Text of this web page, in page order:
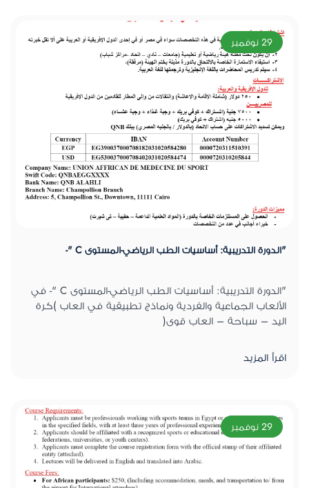
29 نوفمبر
"الدورة التدريبية: أساسيات الطب الرياضي-المستوى C "-
"الدورة التدريبية: أساسيات الطب الرياضي-المستوى C "- في
الألعاب الجماعية والفردية ونماذج تطبيقية في العاب )كرة
اليد – سباحة – العاب قوى(
اقرأ المزيد
29 نوفمبر